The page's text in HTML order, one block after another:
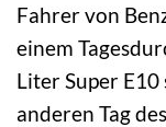
Fahrer von
einem
Liter Super
anderen Tag